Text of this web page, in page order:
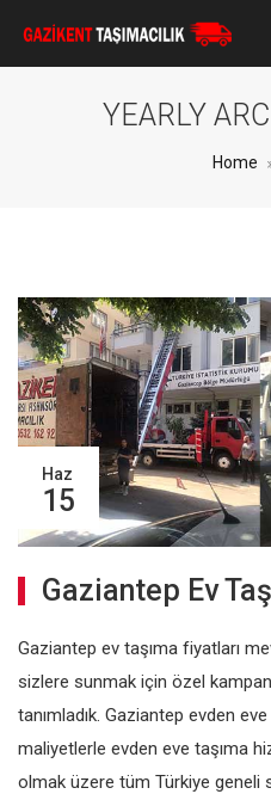
YEARLY
Home
Haz
15
Gaziantep Ev
Gaziantep ev taşıma fiyatları
sizlere sunmak için özel
tanımladık. Gaziantep evden
maliyetlerle evden eve taşıma
olmak üzere tüm Türkiye geneli